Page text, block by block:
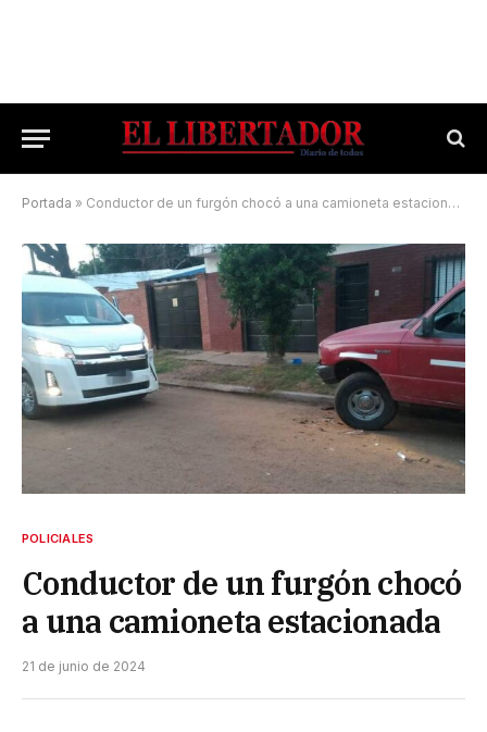
Portada » Conductor de un furgón chocó a una camioneta estacionada
POLICIALES
Conductor de un furgón chocó
a una camioneta estacionada
21 de junio de 2024